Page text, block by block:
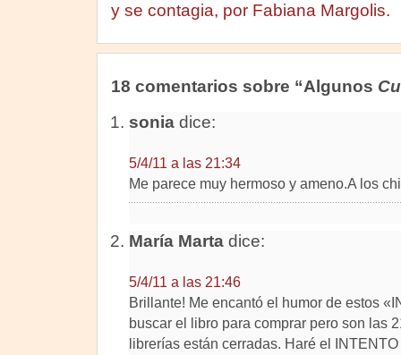
y se contagia, por Fabiana Margolis.
18 comentarios sobre “Algunos
soniadice:
5/4/11 a las 21:34
Me parece muy hermoso y ameno.A los
María Martadice:
5/4/11 a las 21:46
Brillante! Me encantó el humor de estos
buscar el libro para comprar pero son las
librerías están cerradas. Haré el